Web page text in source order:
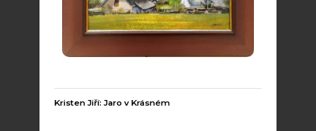
Kristen Jiří: Jaro v Krásném